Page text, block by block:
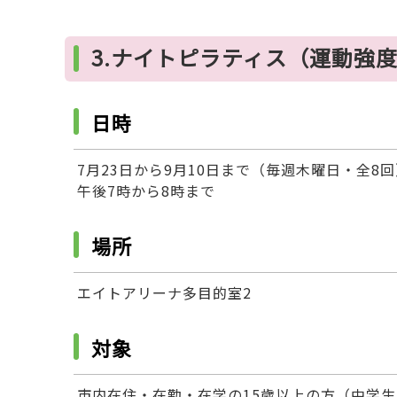
3.ナイトピラティス（運動強
日時
7月23日から9月10日まで（毎週木曜日・全8
午後7時から8時まで
場所
エイトアリーナ多目的室2
対象